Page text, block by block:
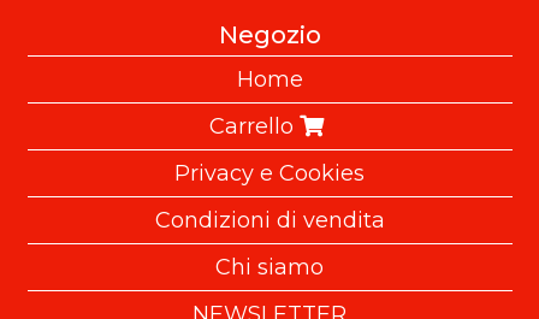
Negozio
Home
Carrello
Privacy e Cookies
Condizioni di vendita
Chi siamo